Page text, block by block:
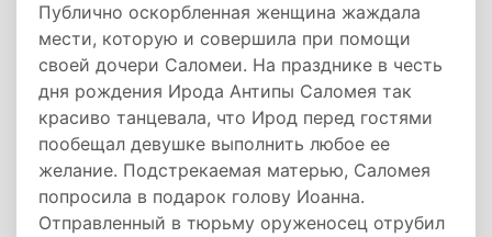
Публично оскорбленная женщина жаждала
мести, которую и совершила при помощи
своей дочери Саломеи. На празднике в честь
дня рождения Ирода Антипы Саломея так
красиво танцевала, что Ирод перед гостями
пообещал девушке выполнить любое ее
желание. Подстрекаемая матерью, Саломея
попросила в подарок голову Иоанна.
Отправленный в тюрьму оруженосец отрубил